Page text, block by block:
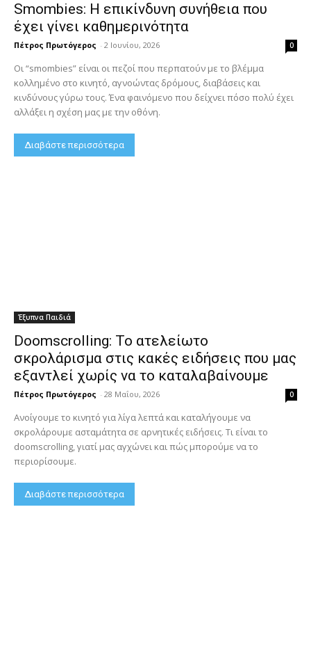
Smombies: Η επικίνδυνη συνήθεια που
έχει γίνει καθημερινότητα
Πέτρος Πρωτόγερος - 2 Ιουνίου, 2026 0
Οι “smombies” είναι οι πεζοί που περπατούν με το βλέμμα
κολλημένο στο κινητό, αγνοώντας δρόμους, διαβάσεις και
κινδύνους γύρω τους. Ένα φαινόμενο που δείχνει πόσο πολύ έχει
αλλάξει η σχέση μας με την οθόνη.
Διαβάστε περισσότερα
Έξυπνα Παιδιά
Doomscrolling: Το ατελείωτο
σκρολάρισμα στις κακές ειδήσεις που μας
εξαντλεί χωρίς να το καταλαβαίνουμε
Πέτρος Πρωτόγερος - 28 Μαΐου, 2026 0
Ανοίγουμε το κινητό για λίγα λεπτά και καταλήγουμε να
σκρολάρουμε ασταμάτητα σε αρνητικές ειδήσεις. Τι είναι το
doomscrolling, γιατί μας αγχώνει και πώς μπορούμε να το
περιορίσουμε.
Διαβάστε περισσότερα